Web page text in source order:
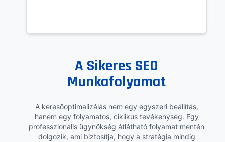
A Sikeres SEO
Munkafolyamat
A keresőoptimalizálás nem egy egyszeri beállítás,
hanem egy folyamatos, ciklikus tevékenység. Egy
professzionális ügynökség átlátható folyamat mentén
dolgozik, ami biztosítja, hogy a stratégia mindig